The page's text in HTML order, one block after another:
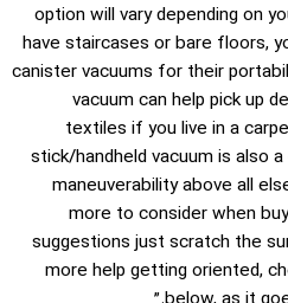
option will vary depending on
have staircases or bare floors,
canister vacuums for their
vacuum can help pick up
textiles if you live in a
stick/handheld vacuum is also
maneuverability above all
more to consider when
suggestions just scratch the
more help getting oriented,